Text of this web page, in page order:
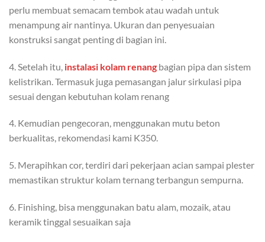
perlu membuat semacam tembok atau wadah untuk
menampung air nantinya. Ukuran dan penyesuaian
konstruksi sangat penting di bagian ini.
4. Setelah itu, instalasi kolam renang bagian pipa dan sistem
kelistrikan. Termasuk juga pemasangan jalur sirkulasi pipa
sesuai dengan kebutuhan kolam renang
4. Kemudian pengecoran, menggunakan mutu beton
berkualitas, rekomendasi kami K350.
5. Merapihkan cor, terdiri dari pekerjaan acian sampai plester
memastikan struktur kolam ternang terbangun sempurna.
6. Finishing, bisa menggunakan batu alam, mozaik, atau
keramik tinggal sesuaikan saja